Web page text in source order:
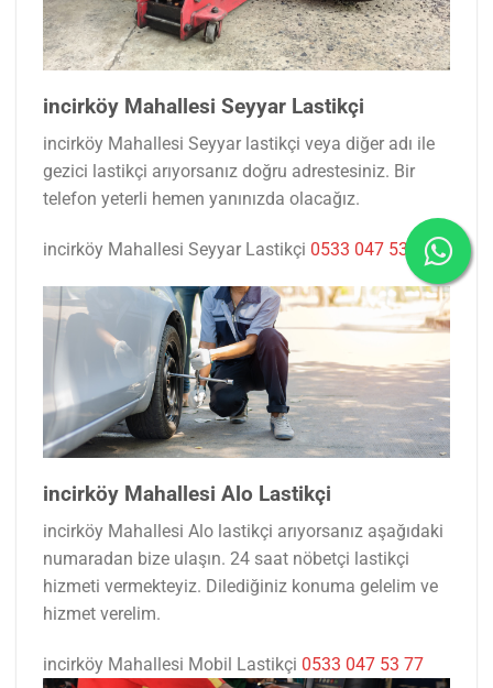
incirköy Mahallesi Seyyar Lastikçi
incirköy Mahallesi Seyyar lastikçi veya diğer adı ile
gezici lastikçi arıyorsanız doğru adrestesiniz. Bir
telefon yeterli hemen yanınızda olacağız.
incirköy Mahallesi Seyyar Lastikçi 0533 047 53 77
incirköy Mahallesi Alo Lastikçi
incirköy Mahallesi Alo lastikçi arıyorsanız aşağıdaki
numaradan bize ulaşın. 24 saat nöbetçi lastikçi
hizmeti vermekteyiz. Dilediğiniz konuma gelelim ve
hizmet verelim.
incirköy Mahallesi Mobil Lastikçi 0533 047 53 77